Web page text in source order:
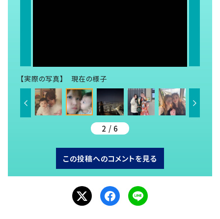
【実際の写真】 現在の様子
2 / 6
この投稿へのコメントを見る